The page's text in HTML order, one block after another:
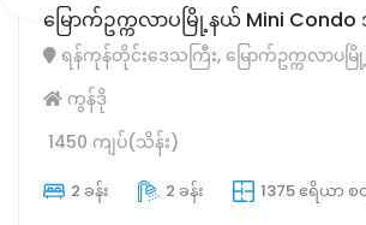
မြောက်ဥက္ကလာပမြို့နယ် Mini Condo
ရန်ကုန်တိုင်းဒေသကြီး, မြောက်ဥက္ကလာပမ
ကွန်ဒို
1450 ကျပ်(သိန်း)
2 ခန်း 2 ခန်း 1375 ဧရိယာ စ